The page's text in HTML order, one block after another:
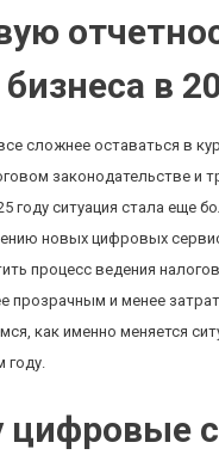
в
сложнее оставаться в
законодательстве и
году ситуация стала еще
новых цифровых
процесс ведения
прозрачным и менее
как именно меняется
году.
цифровые